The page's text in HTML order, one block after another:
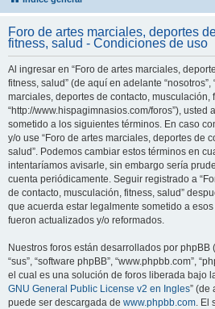
Foro de artes marciales, deportes
fitness, salud - Condiciones de uso
Al ingresar en “Foro de artes marciales,
fitness, salud” (de aquí en adelante “nosotros”,
marciales, deportes de contacto, musculación,
“http://www.hispagimnasios.com/foros”), usted
sometido a los siguientes términos. En caso
y/o use “Foro de artes marciales, deportes de
salud”. Podemos cambiar estos términos en
intentaríamos avisarle, sin embargo sería
cuenta periódicamente. Seguir registrado a
de contacto, musculación, fitness, salud”
que acuerda estar legalmente sometido a
fueron actualizados y/o reformados.
Nuestros foros están desarrollados por phpBB
“sus”, “software phpBB”, “www.phpbb.com”,
el cual es una solución de foros liberada bajo
GNU General Public License v2 en Ingles” (de
puede ser descargada de www.phpbb.com. El